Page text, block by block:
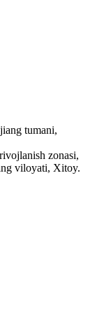
tumani,
zonasi,
viloyati, Xitoy.